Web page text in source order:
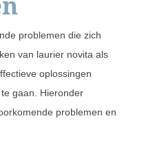
problemen die zich
van laurier novita als
oplossingen
gaan. Hieronder
problemen en